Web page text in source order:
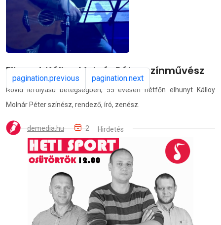
Elhunyt Kálloy Molnár Péter színművész
Rövid lefolyású betegségben, 55 évesen hétfőn elhunyt Kálloy
Molnár Péter színész, rendező, író, zenész.
demedia.hu 2025.12.01.
pagination.previous pagination.next
Hirdetés